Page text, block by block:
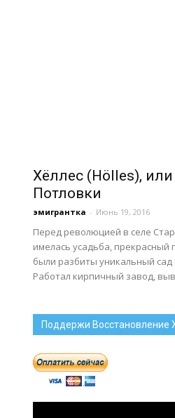
Хёллес (Hölles),
Потловки
эмигрантка - Июнь 19, 2016
Перед революцией в селе
имелась усадьба, прекрасный
были разбиты уникальный сад
Работал кирпичный завод,
Поддержи Восстановление